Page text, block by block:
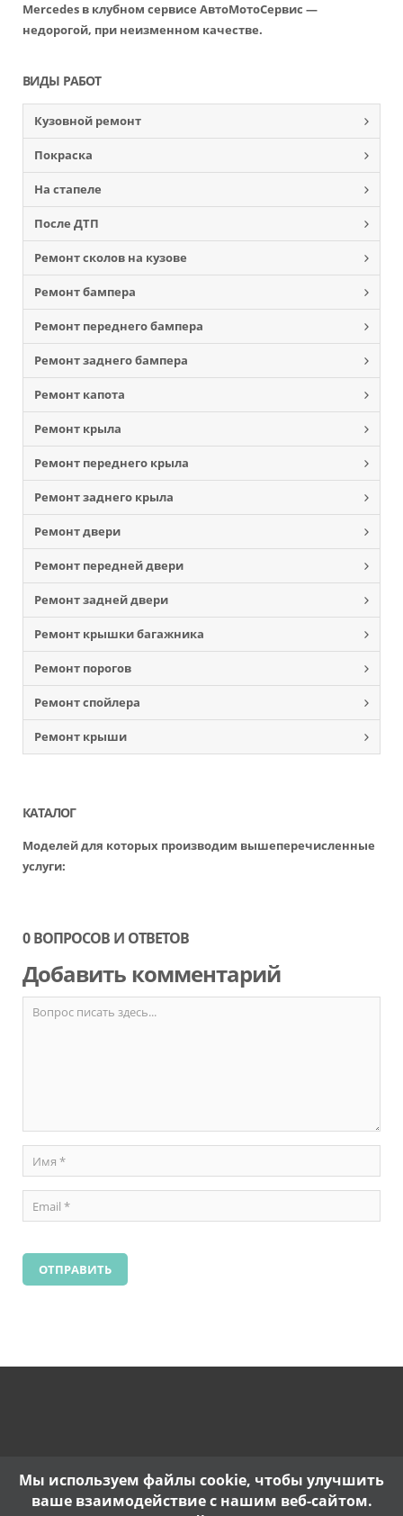
Mercedes в клубном сервисе АвтоМотоСервис —
недорогой, при неизменном качестве.
ВИДЫ РАБОТ
Кузовной ремонт
Покраска
На стапеле
После ДТП
Ремонт сколов на кузове
Ремонт бампера
Ремонт переднего бампера
Ремонт заднего бампера
Ремонт капота
Ремонт крыла
Ремонт переднего крыла
Ремонт заднего крыла
Ремонт двери
Ремонт передней двери
Ремонт задней двери
Ремонт крышки багажника
Ремонт порогов
Ремонт спойлера
Ремонт крыши
КАТАЛОГ
Моделей для которых производим вышеперечисленные
услуги:
0 ВОПРОСОВ И ОТВЕТОВ
Добавить комментарий
Мы используем файлы cookie, чтобы улучшить
ваше взаимодействие с нашим веб-сайтом.